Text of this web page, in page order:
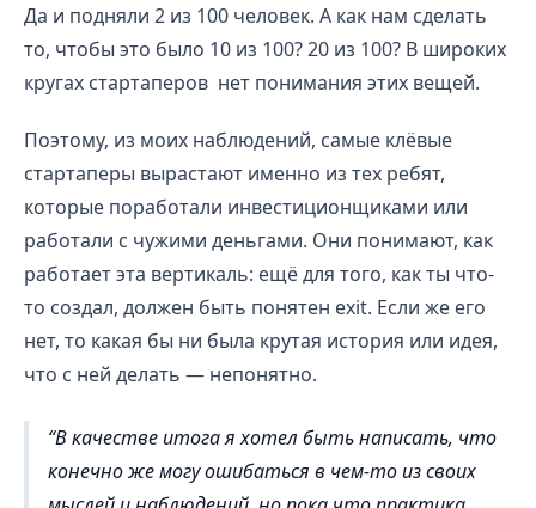
Да и подняли 2 из 100 человек. А как нам сделать
то, чтобы это было 10 из 100? 20 из 100? В широких
кругах стартаперов нет понимания этих вещей.
Поэтому, из моих наблюдений, самые клёвые
стартаперы вырастают именно из тех ребят,
которые поработали инвестиционщиками или
работали с чужими деньгами. Они понимают, как
работает эта вертикаль: ещё для того, как ты что-
то создал, должен быть понятен exit. Если же его
нет, то какая бы ни была крутая история или идея,
что с ней делать — непонятно.
В качестве итога я хотел быть написать, что
конечно же могу ошибаться в чем-то из своих